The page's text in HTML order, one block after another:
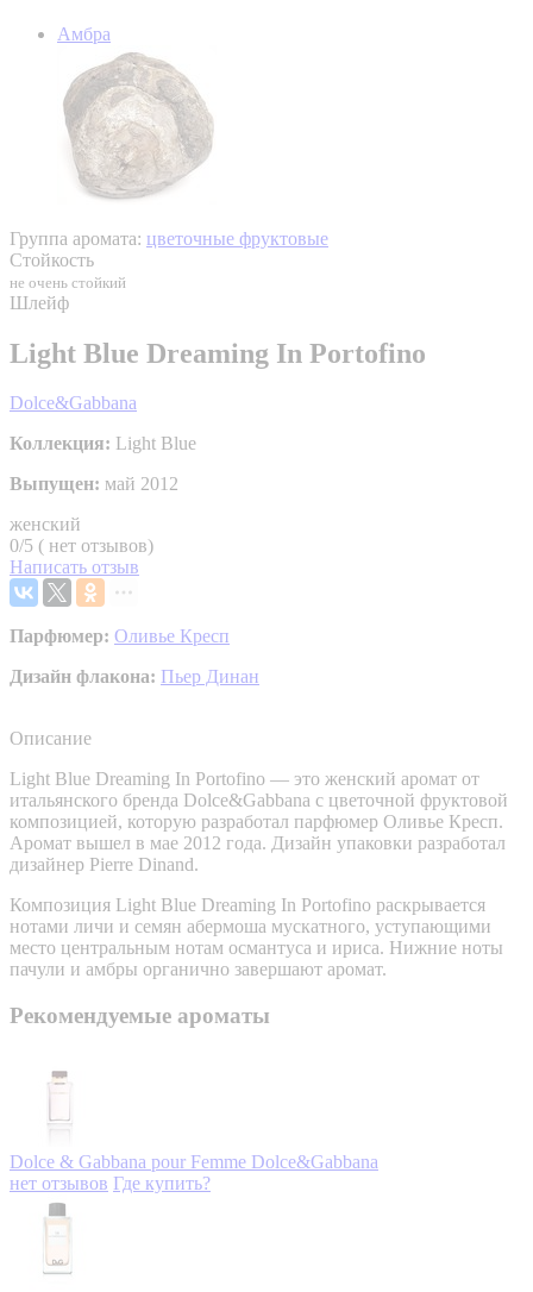
Амбра
Группа аромата: цветочные фруктовые
Стойкость
не очень стойкий
Шлейф
Light Blue Dreaming In Portofino
Dolce&Gabbana
Коллекция: Light Blue
Выпущен: май 2012
женский
0/5 ( нет отзывов)
Написать отзыв
Парфюмер: Оливье Кресп
Дизайн флакона: Пьер Динан
Описание
Light Blue Dreaming In Portofino — это женский аромат от
итальянского бренда Dolce&Gabbana с цветочной фруктовой
композицией, которую разработал парфюмер Оливье Кресп.
Аромат вышел в мае 2012 года. Дизайн упаковки разработал
дизайнер Pierre Dinand.
Композиция Light Blue Dreaming In Portofino раскрывается
нотами личи и семян абермоша мускатного, уступающими
место центральным нотам османтуса и ириса. Нижние ноты
пачули и амбры органично завершают аромат.
Рекомендуемые ароматы
Dolce & Gabbana pour Femme Dolce&Gabbana
нет отзывов Где купить?